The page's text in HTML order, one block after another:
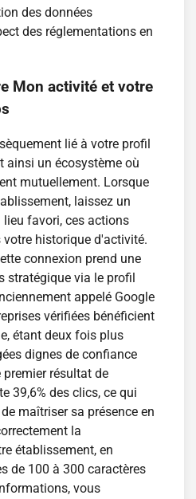
des données
des réglementations en
Mon activité et votre
lié à votre profil
ainsi un écosystème où
mutuellement. Lorsque
laissez un
favori, ces actions
historique d'activité.
connexion prend une
stratégique via le profil
appelé Google
vérifiées bénéficient
étant deux fois plus
dignes de confiance
résultat de
39,6% des clics, ce qui
maîtriser sa présence en
la
établissement, en
de 100 à 300 caractères
vous